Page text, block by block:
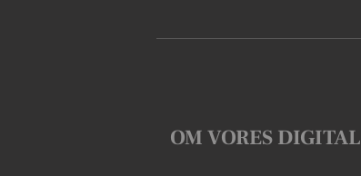
OM VORES DIGITAL